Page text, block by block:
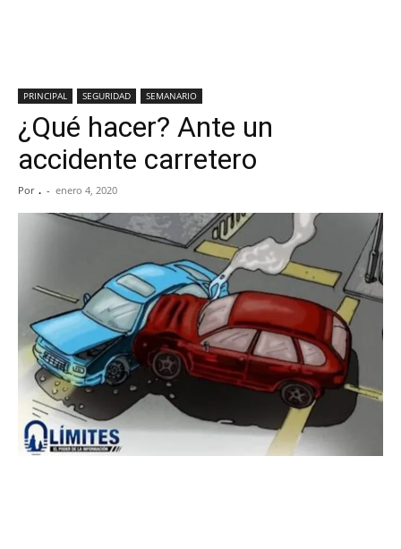
PRINCIPAL SEGURIDAD SEMANARIO
¿Qué hacer? Ante un
accidente carretero
Por . - enero 4, 2020